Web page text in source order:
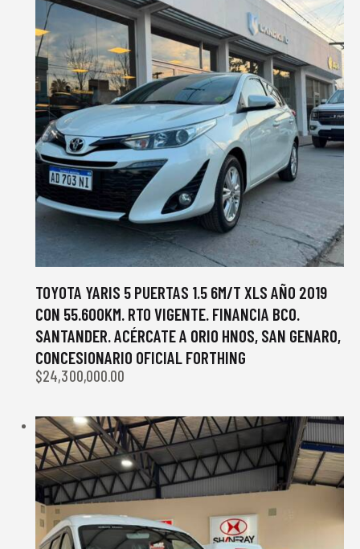
TOYOTA YARIS 5 PUERTAS 1.5 6M/T XLS AÑO 2019
CON 55.600KM. RTO VIGENTE. FINANCIA BCO.
SANTANDER. ACÉRCATE A ORIO HNOS, SAN GENARO,
CONCESIONARIO OFICIAL FORTHING
$24,300,000.00